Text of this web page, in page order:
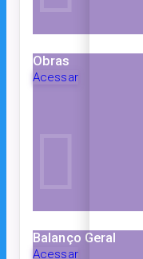
Obras
Acessar
Balanço Geral
Acessar